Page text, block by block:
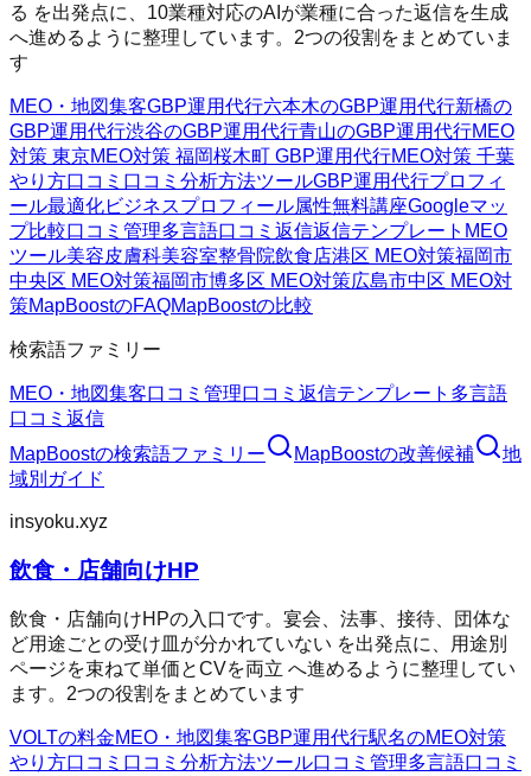
る を出発点に、10業種対応のAIが業種に合った返信を生成
へ進めるように整理しています。2つの役割をまとめていま
す
MEO・地図集客GBP運用代行六本木のGBP運用代行新橋の
GBP運用代行渋谷のGBP運用代行青山のGBP運用代行MEO
対策 東京MEO対策 福岡桜木町 GBP運用代行MEO対策 千葉
やり方口コミ 口コミ分析方法ツールGBP運用代行プロフィ
ール最適化ビジネスプロフィール属性無料講座Googleマッ
プ比較口コミ管理多言語口コミ返信返信テンプレート MEO
ツール美容皮膚科美容室整骨院飲食店港区 MEO対策福岡市
中央区 MEO対策福岡市博多区 MEO対策広島市中区 MEO対
策MapBoostのFAQMapBoostの比較
検索語ファミリー
MEO・地図集客口コミ管理口コミ返信テンプレート 多言語
口コミ返信
MapBoostの検索語ファミリー MapBoostの改善候補
地
域別ガイド
insyoku.xyz
飲食・店舗向けHP
飲食・店舗向けHPの入口です。宴会、法事、接待、団体な
ど用途ごとの受け皿が分かれていない を出発点に、用途別
ページを束ねて単価とCVを両立 へ進めるように整理してい
ます。2つの役割をまとめています
VOLTの料金MEO・地図集客GBP運用代行駅名のMEO対策
やり方口コミ 口コミ分析方法ツール口コミ管理多言語口コミ